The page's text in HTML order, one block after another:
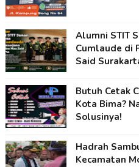
Alumni STIT
Cumlaude di
Said
Butuh Cetak
Kota Bima?
Solusinya!
Hadrah
Kecamatan